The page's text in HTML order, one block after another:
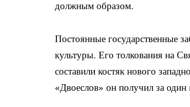
должным образом.
Постоянные государственные
культуры. Его толкования на
составили костяк нового
«Двоеслов» он получил за